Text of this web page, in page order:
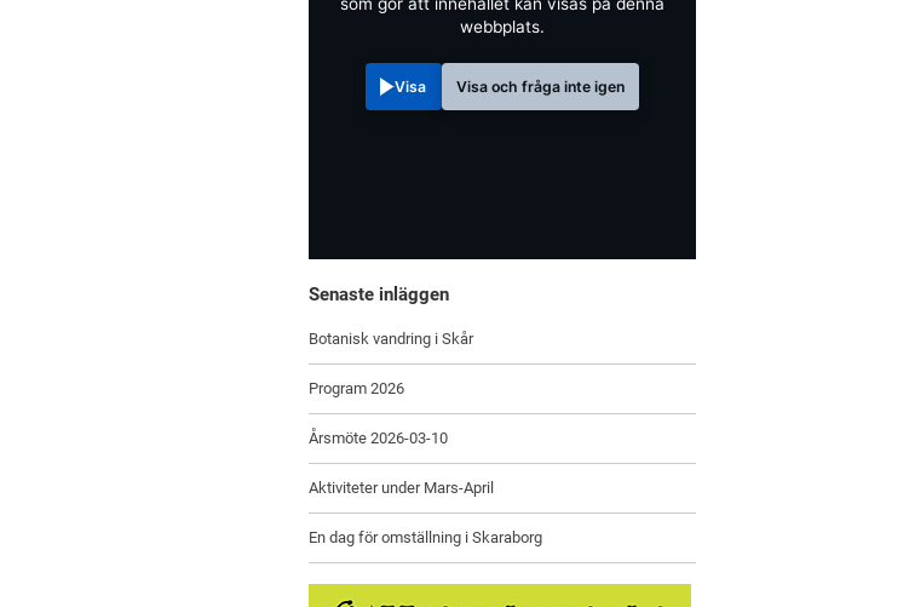
webbplats.
Visa Visa och fråga inte igen
Senaste inläggen
Botanisk vandring i Skår
Program 2026
Årsmöte 2026-03-10
Aktiviteter under Mars-April
En dag för omställning i Skaraborg